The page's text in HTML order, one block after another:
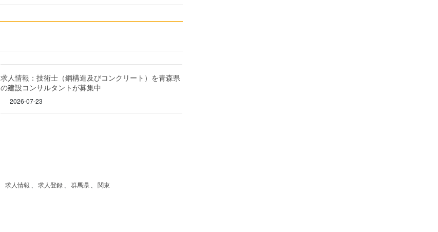
求人情報：技術士（鋼構造及びコンクリート）を青森県
の建設コンサルタントが募集中
2026-07-23
求人情報 求人登録 群馬県 関東